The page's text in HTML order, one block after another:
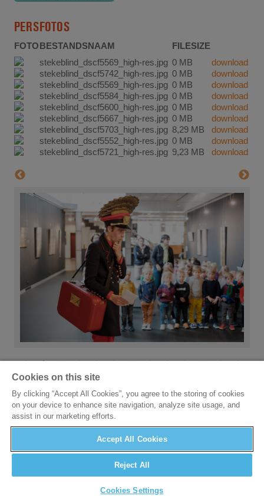
PERSFOTOS
FOTOBESTANDSNAAM
FILESIZE
stekeblind_dscf5569_high-res.jpg 0 MB
download
stekeblind_dscf5742_high-res.jpg 0 MB
download
stekeblind_dscf5569_high-res.jpg 0 MB
download
stekeblind_dscf5584_high-res.jpg 0 MB
download
stekeblind_dscf5600_high-res.jpg 0 MB
download
stekeblind_dscf5667_high-res.jpg 0 MB
download
stekeblind_dscf5703_high-res.jpg 8,29 MB
download
stekeblind_dscf5552_high-res.jpg 0 MB
download
stekeblind_dscf5721_high-res.jpg 9,23 MB download
Cookies on this site
By clicking “Accept All Cookies”, you agree to the storing of cookies
on your device to enhance site navigation, analyze site usage, and
assist in our marketing efforts.
Accept All Cookies
Reject All
Cookies Settings